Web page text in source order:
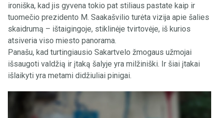
ironiška, kad jis gyvena tokio pat stiliaus pastate kaip ir
tuomečio prezidento M. Saakašvilio turėta vizija apie šalies
skaidrumą – ištaigingoje, stiklinėje tvirtovėje, iš kurios
atsiveria viso miesto panorama.
Panašu, kad turtingiausio Sakartvelo žmogaus užmojai
išsaugoti valdžią ir įtaką šalyje yra milžiniški. Ir šiai įtakai
išlaikyti yra metami didžiuliai pinigai.